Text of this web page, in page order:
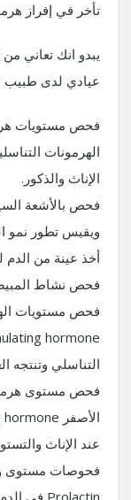
تأخر في إفراز
يبدو انك تعاني
عيادي لدى طبيب
الهرمونات
الإناث والذكور.
ويقيس تطور نمو
أخذ عينة من
فحص نشاط
التناسلي وتنتجه
فحص مستوى
عند الإناث
فحوصات مستوى
Prolactin في الدم .